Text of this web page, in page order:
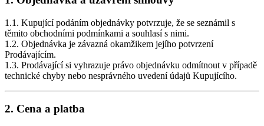
1.1. Kupující podáním objednávky potvrzuje, že se seznámil s
těmito obchodními podmínkami a souhlasí s nimi.
1.2. Objednávka je závazná okamžikem jejího potvrzení
Prodávajícím.
1.3. Prodávající si vyhrazuje právo objednávku odmítnout v případě
technické chyby nebo nesprávného uvedení údajů Kupujícího.
2. Cena a platba